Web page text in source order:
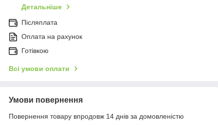
Детальніше
Післяплата
Оплата на рахунок
Готівкою
Всі умови оплати
Умови повернення
Повернення товару впродовж 14 днів за домовленістю